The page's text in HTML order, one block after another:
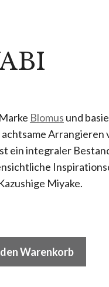
Blomus und
Arrangieren
ein integraler
Miyake.
Warenkorb